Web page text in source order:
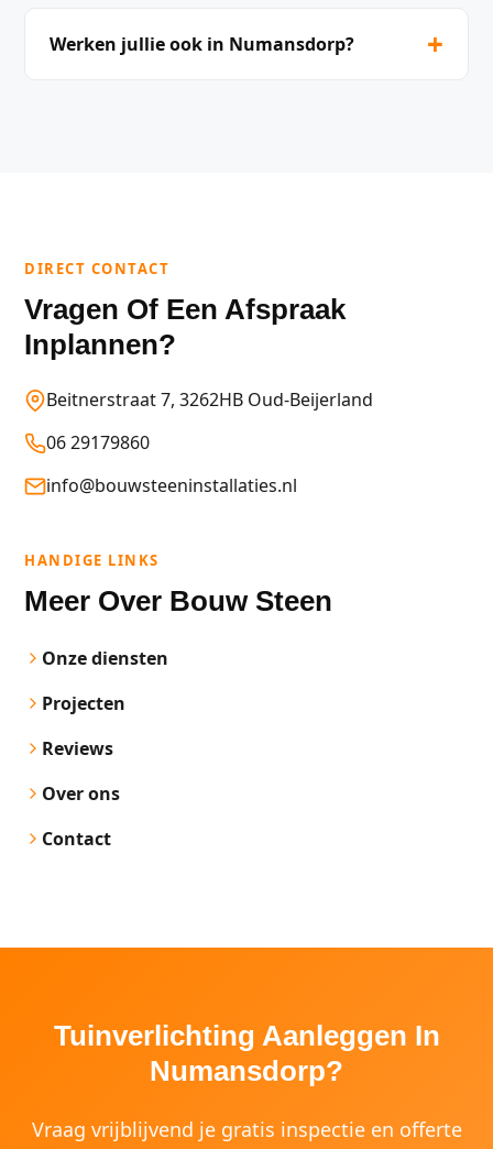
Werken jullie ook in Numansdorp? +
DIRECT CONTACT
Vragen Of Een Afspraak
Inplannen?
Beitnerstraat 7, 3262HB Oud-Beijerland
06 29179860
info@bouwsteeninstallaties.nl
HANDIGE LINKS
Meer Over Bouw Steen
Onze diensten
Projecten
Reviews
Over ons
Contact
Tuinverlichting Aanleggen In
Numansdorp?
Vraag vrijblijvend je gratis inspectie en offerte